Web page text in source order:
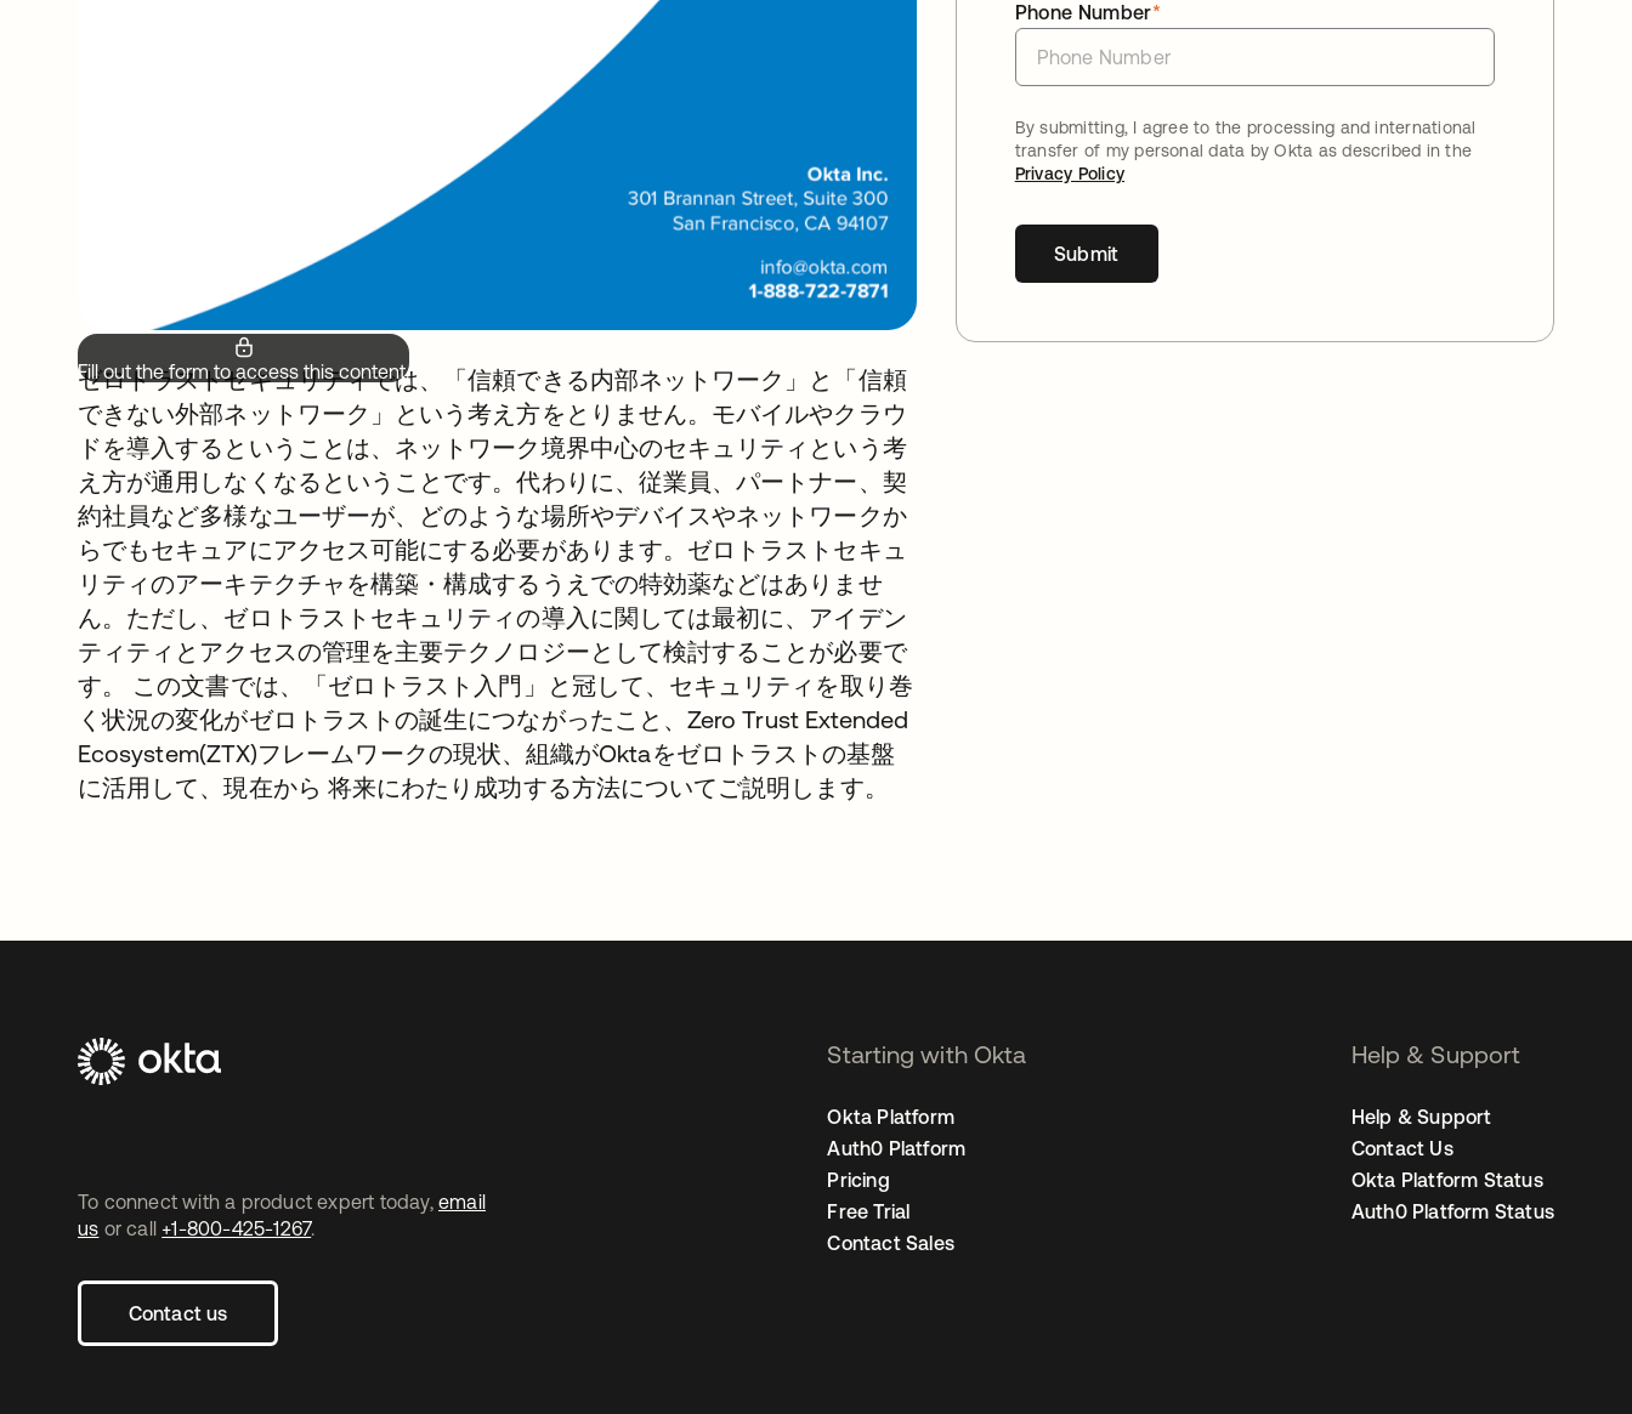
Fill out the form to access this content.
ゼロトラストセキュリティでは、「信頼できる内部ネットワーク」と「信頼
できない外部ネットワーク」という考え方をとりません。モバイルやクラウ
ドを導入するということは、ネットワーク境界中心のセキュリティという考
え方が通用しなくなるということです。代わりに、従業員、パートナー、契
約社員など多様なユーザーが、どのような場所やデバイスやネットワークか
らでもセキュアにアクセス可能にする必要があります。ゼロトラストセキュ
リティのアーキテクチャを構築・構成するうえでの特効薬などはありませ
ん。ただし、ゼロトラストセキュリティの導入に関しては最初に、アイデン
ティティとアクセスの管理を主要テクノロジーとして検討することが必要で
す。 この文書では、「ゼロトラスト入門」と冠して、セキュリティを取り巻
く状況の変化がゼロトラストの誕生につながったこと、Zero Trust Extended
Ecosystem(ZTX)フレームワークの現状、組織がOktaをゼロトラストの基盤
に活用して、現在から 将来にわたり成功する方法についてご説明します。
*
Phone Number
By submitting, I agree to the processing and international
transfer of my personal data by Okta as described in the
Privacy Policy
Submit
To connect with a product expert today, email
us or call +1-800-425-1267.
Contact us
Starting with Okta
Okta Platform
Auth0 Platform
Pricing
Free Trial
Contact Sales
Help & Support
Help & Support
Contact Us
Okta Platform Status
Auth0 Platform Status